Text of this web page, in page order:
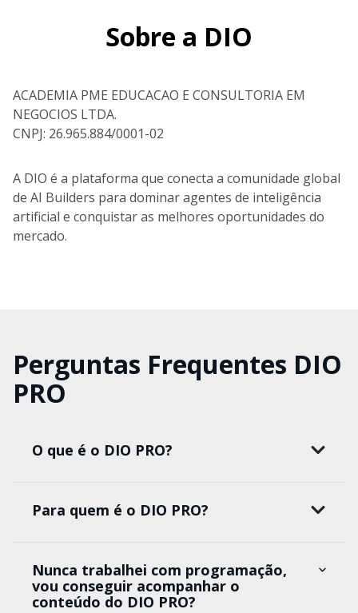
Sobre a DIO
ACADEMIA PME EDUCACAO E CONSULTORIA EM
NEGOCIOS LTDA.
CNPJ: 26.965.884/0001-02
A DIO é a plataforma que conecta a comunidade global
de AI Builders para dominar agentes de inteligência
artificial e conquistar as melhores oportunidades do
mercado.
Perguntas Frequentes DIO
PRO
O que é o DIO PRO?
Para quem é o DIO PRO?
Nunca trabalhei com programação,
vou conseguir acompanhar o
conteúdo do DIO PRO?